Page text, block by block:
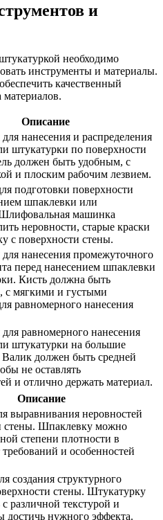
и
необходимо
инструменты и материалы.
качественный
материалов.
Описание
нанесения и распределения
штукатурки по поверхности
должен быть удобным, с
и плоским рабочим лезвием.
подготовки поверхности
шпаклевки или
машинка
неровности, старые краски
с поверхности стены.
для нанесения промежуточного
перед нанесением шпаклевки
Кисть должна быть
с мягкими и густыми
равномерного нанесения
для равномерного нанесения
штукатурки на большие
должен быть средней
не оставлять
и отлично держать материал.
Описание
выравнивания неровностей
стены. Шпаклевку можно
степени плотности в
и особенностей
создания структурного
стены. Штукатурку
различной текстурой и
достичь нужного эффекта.